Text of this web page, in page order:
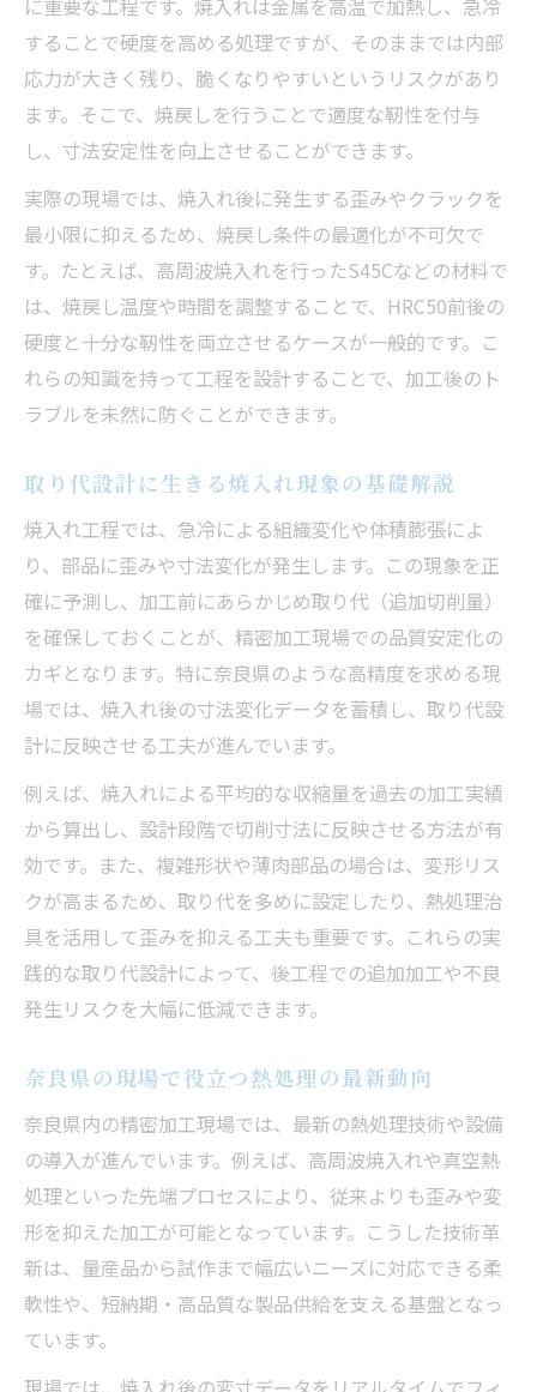
することで硬度を高める処理ですが、そのままでは内部
応力が大きく残り、脆くなりやすいというリスクがあり
ます。そこで、焼戻しを行うことで適度な靭性を付与
し、寸法安定性を向上させることができます。
実際の現場では、焼入れ後に発生する歪みやクラックを
最小限に抑えるため、焼戻し条件の最適化が不可欠で
す。たとえば、高周波焼入れを行ったS45Cなどの材料で
は、焼戻し温度や時間を調整することで、HRC50前後の
硬度と十分な靭性を両立させるケースが一般的です。こ
れらの知識を持って工程を設計することで、加工後のト
ラブルを未然に防ぐことができます。
取り代設計に生きる焼入れ現象の基礎解説
焼入れ工程では、急冷による組織変化や体積膨張によ
り、部品に歪みや寸法変化が発生します。この現象を正
確に予測し、加工前にあらかじめ取り代（追加切削量）
を確保しておくことが、精密加工現場での品質安定化の
カギとなります。特に奈良県のような高精度を求める現
場では、焼入れ後の寸法変化データを蓄積し、取り代設
計に反映させる工夫が進んでいます。
例えば、焼入れによる平均的な収縮量を過去の加工実績
から算出し、設計段階で切削寸法に反映させる方法が有
効です。また、複雑形状や薄肉部品の場合は、変形リス
クが高まるため、取り代を多めに設定したり、熱処理治
具を活用して歪みを抑える工夫も重要です。これらの実
践的な取り代設計によって、後工程での追加加工や不良
発生リスクを大幅に低減できます。
奈良県の現場で役立つ熱処理の最新動向
奈良県内の精密加工現場では、最新の熱処理技術や設備
の導入が進んでいます。例えば、高周波焼入れや真空熱
処理といった先端プロセスにより、従来よりも歪みや変
形を抑えた加工が可能となっています。こうした技術革
新は、量産品から試作まで幅広いニーズに対応できる柔
軟性や、短納期・高品質な製品供給を支える基盤となっ
ています。